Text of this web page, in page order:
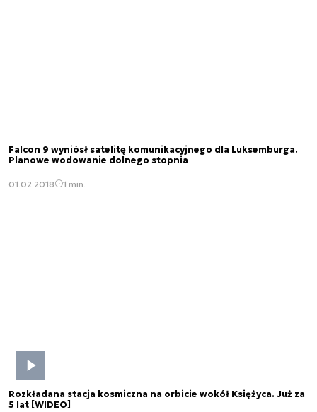
Falcon 9 wyniósł satelitę komunikacyjnego dla Luksemburga.
Planowe wodowanie dolnego stopnia
01.02.2018 1 min.
Rozkładana stacja kosmiczna na orbicie wokół Księżyca. Już za
5 lat [WIDEO]